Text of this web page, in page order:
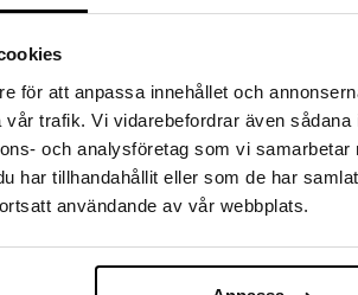
för att anpassa innehållet och
trafik. Vi vidarebefordrar även
och analysföretag som vi
har tillhandahållit eller som de har
användande av vår webbplats.
lockar och vågor vid lägre temperaturer för
fint och behandlat hår som kräver en lägre
elektromagnetiska vågor som värmer
inre struktur. Detta ger bästa
locktänger. Sluter hårets fjällskikt och
vilket gör håret glansigare och mjukare vid